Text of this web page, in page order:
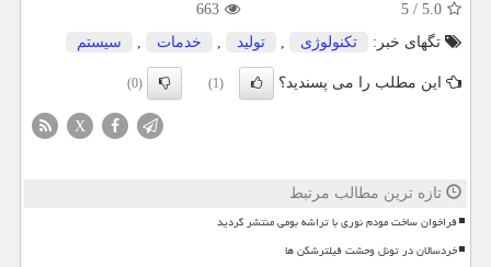
5.0
/
5
663
تگهای خبر:
تكنولوژی , تولید , خدمات , سیستم
این مطلب را می پسندید؟ (1)
(0)
X
تازه ترین مطالب مرتبط
فراخوان ساخت مودم نوری با تراشه بومی منتشر گردید
خردسالان در تونل وحشت فیلترشکن ها